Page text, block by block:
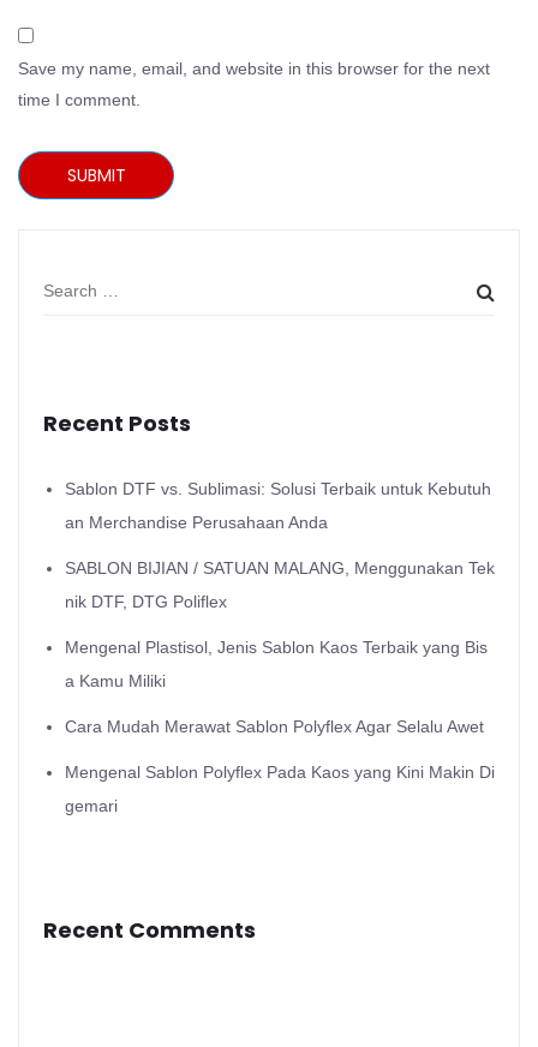
Save my name, email, and website in this browser for the next
time I comment.
SUBMIT
Recent Posts
Sablon DTF vs. Sublimasi: Solusi Terbaik untuk Kebutuh
an Merchandise Perusahaan Anda
SABLON BIJIAN / SATUAN MALANG, Menggunakan Tek
nik DTF, DTG Poliflex
Mengenal Plastisol, Jenis Sablon Kaos Terbaik yang Bis
a Kamu Miliki
Cara Mudah Merawat Sablon Polyflex Agar Selalu Awet
Mengenal Sablon Polyflex Pada Kaos yang Kini Makin Di
gemari
Recent Comments